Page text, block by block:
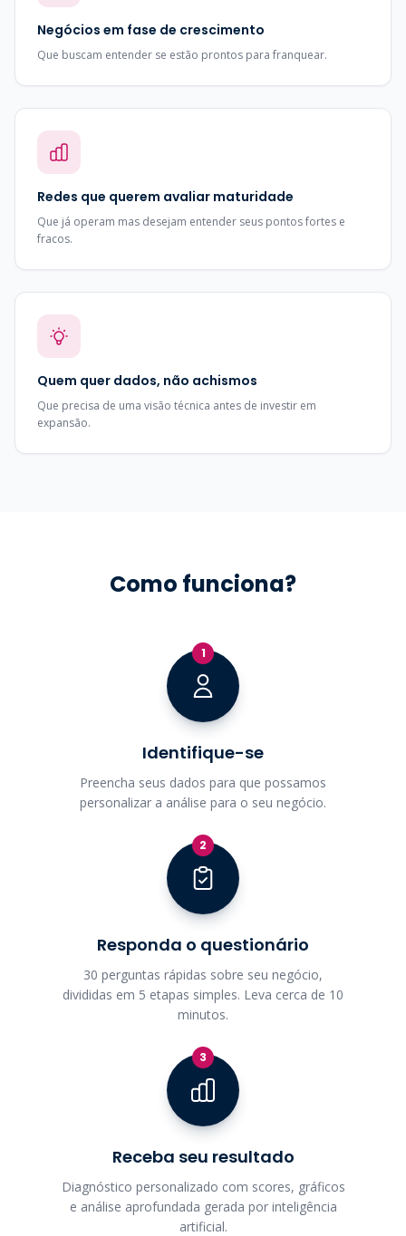
Negócios em fase de crescimento
Que buscam entender se estão prontos para franquear.
Redes que querem avaliar maturidade
Que já operam mas desejam entender seus pontos fortes e
fracos.
Quem quer dados, não achismos
Que precisa de uma visão técnica antes de investir em
expansão.
Como funciona?
1
Identifique-se
Preencha seus dados para que possamos
personalizar a análise para o seu negócio.
2
Responda o questionário
30 perguntas rápidas sobre seu negócio,
divididas em 5 etapas simples. Leva cerca de 10
minutos.
3
Receba seu resultado
Diagnóstico personalizado com scores, gráficos
e análise aprofundada gerada por inteligência
artificial.